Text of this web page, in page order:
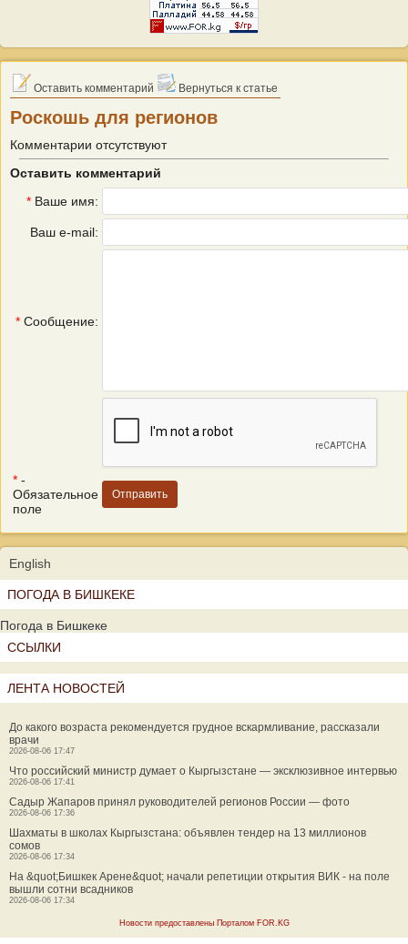
Оставить комментарий Вернуться к статье
Роскошь для регионов
Комментарии отсутствуют
Оставить комментарий
* Ваше имя:
Ваш e-mail:
* Сообщение:
* -
Обязательное
поле
English
ПОГОДА В БИШКЕКЕ
Погода в Бишкеке
ССЫЛКИ
ЛЕНТА НОВОСТЕЙ
До какого возраста рекомендуется грудное вскармливание, рассказали
врачи
2026-08-06 17:47
Что российский министр думает о Кыргызстане — эксклюзивное интервью
2026-08-06 17:41
Садыр Жапаров принял руководителей регионов России — фото
2026-08-06 17:36
Шахматы в школах Кыргызстана: объявлен тендер на 13 миллионов
сомов
2026-08-06 17:34
На &quot;Бишкек Арене&quot; начали репетиции открытия ВИК - на поле
вышли сотни всадников
2026-08-06 17:34
Новости предоставлены Порталом FOR.KG